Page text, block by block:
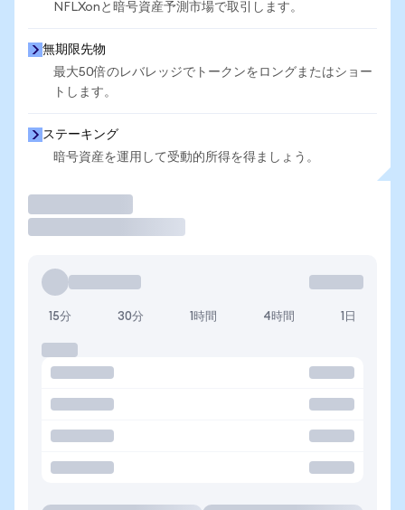
NFLXonと暗号資産予測市場で取引します。
無期限先物
最大50倍のレバレッジでトークンをロングまたはショー
トします。
ステーキング
暗号資産を運用して受動的所得を得ましょう。
15分 30分 1時間 4時間 1日